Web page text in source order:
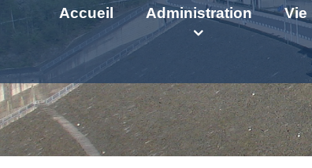
Accueil Administration Vie